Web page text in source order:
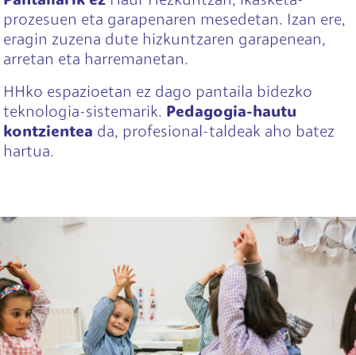
prozesuen eta garapenaren mesedetan. Izan ere,
eragin zuzena dute hizkuntzaren garapenean,
arretan eta harremanetan.
HHko espazioetan ez dago pantaila bidezko
teknologia-sistemarik. Pedagogia-hautu
kontzientea da, profesional-taldeak aho batez
hartua.